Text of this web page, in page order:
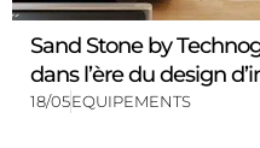
Sand Stone by
dans l’ère du design
18/05EQUIPEMENTS